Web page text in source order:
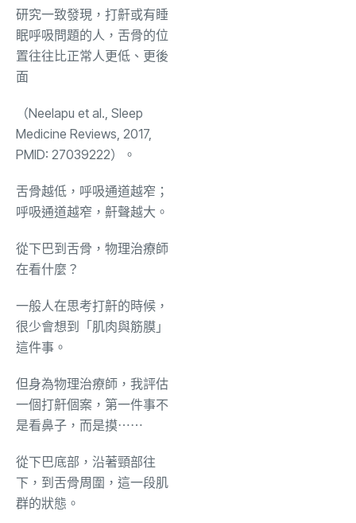
研究一致發現，打鼾或有睡
眠呼吸問題的人，舌骨的位
置往往比正常人更低、更後
面
（Neelapu et al., Sleep
Medicine Reviews, 2017,
PMID: 27039222）。
舌骨越低，呼吸通道越窄；
呼吸通道越窄，鼾聲越大。
從下巴到舌骨，物理治療師
在看什麼？
一般人在思考打鼾的時候，
很少會想到「肌肉與筋膜」
這件事。
但身為物理治療師，我評估
一個打鼾個案，第一件事不
是看鼻子，而是摸⋯⋯
從下巴底部，沿著頸部往
下，到舌骨周圍，這一段肌
群的狀態。